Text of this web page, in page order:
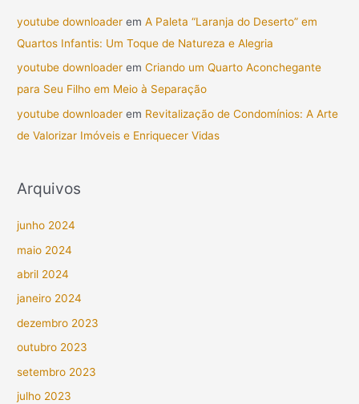
youtube downloader emA Paleta “Laranja do Deserto” em
Quartos Infantis: Um Toque de Natureza e Alegria
youtube downloader emCriando um Quarto Aconchegante
para Seu Filho em Meio à Separação
youtube downloader em Revitalização de Condomínios: A Arte
de Valorizar Imóveis e Enriquecer Vidas
Arquivos
junho 2024
maio 2024
abril 2024
janeiro 2024
dezembro 2023
outubro 2023
setembro 2023
julho 2023